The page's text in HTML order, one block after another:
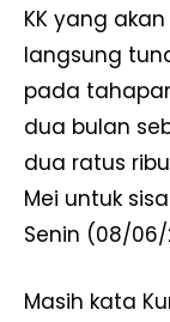
KK yang
langsung
pada
dua bulan
dua ratus
Mei untuk
Senin (08/
Masih kata